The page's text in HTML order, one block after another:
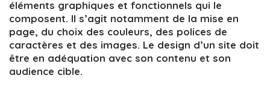
éléments graphiques et fonctionnels qui le
composent. Il s’agit notamment de la mise en
page, du choix des couleurs, des polices de
caractères et des images. Le design d’un site doit
être en adéquation avec son contenu et son
audience cible.